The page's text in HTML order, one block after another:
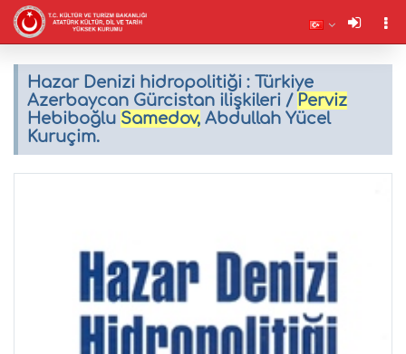
Hazar Denizi hidropolitiği : Türkiye
Azerbaycan Gürcistan ilişkileri / Perviz
Hebiboğlu Samedov, Abdullah Yücel
Kuruçim.